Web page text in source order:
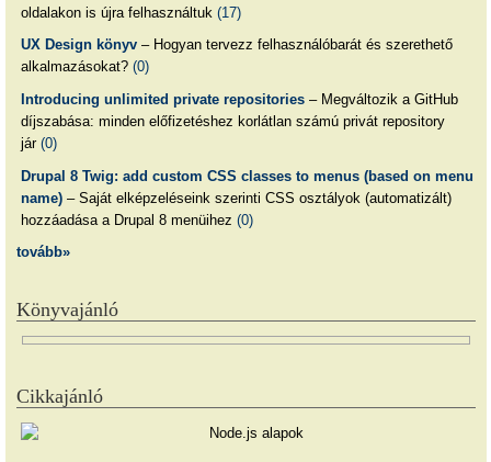
oldalakon is újra felhasználtuk (17)
UX Design könyv– Hogyan tervezz felhasználóbarát és szerethető
alkalmazásokat? (0)
Introducing unlimited private repositories– Megváltozik a GitHub
díjszabása: minden előfizetéshez korlátlan számú privát repository
jár (0)
Drupal 8 Twig: add custom CSS classes to menus (based on menu
name)– Saját elképzeléseink szerinti CSS osztályok (automatizált)
hozzáadása a Drupal 8 menüihez (0)
tovább»
Könyvajánló
Cikkajánló